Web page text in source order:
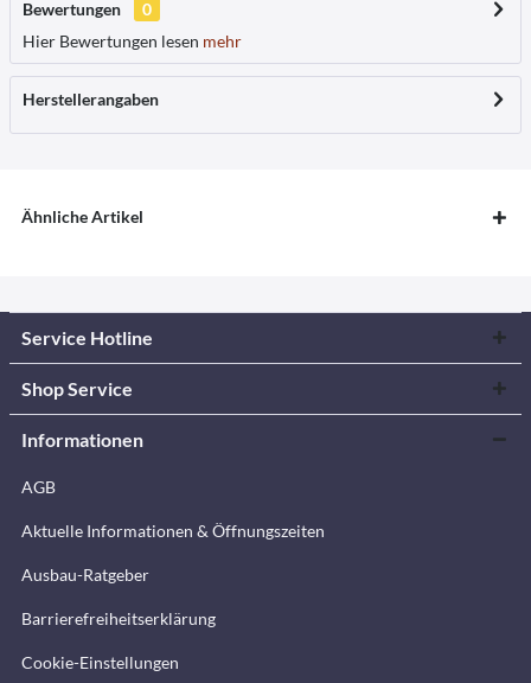
Bewertungen
0
Hier Bewertungen lesen mehr
Herstellerangaben
Ähnliche Artikel
Service Hotline
Shop Service
Informationen
AGB
Aktuelle Informationen & Öffnungszeiten
Ausbau-Ratgeber
Barrierefreiheitserklärung
Cookie-Einstellungen